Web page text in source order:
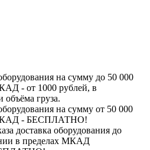
на сумму до 50 000
- от 1000 рублей, в
объёма груза.
на сумму от 50 000
МКАД - БЕСПЛАТНО!
доставка оборудования до
в пределах МКАД